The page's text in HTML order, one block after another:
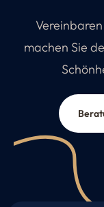
machen Sie